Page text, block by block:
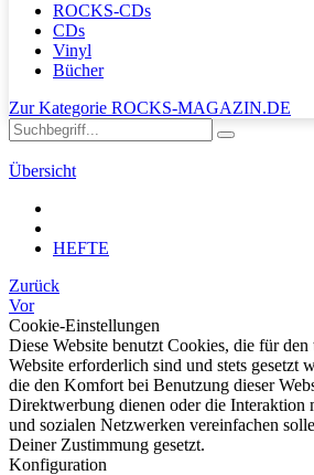
ROCKS-CDs
CDs
Vinyl
Bücher
Zur Kategorie ROCKS-MAGAZIN.DE
Übersicht
HEFTE
Zurück
Vor
Cookie-Einstellungen
Diese Website benutzt Cookies, die für
Website erforderlich sind und stets gesetzt
die den Komfort bei Benutzung dieser
Direktwerbung dienen oder die Interaktion
und sozialen Netzwerken vereinfachen
Deiner Zustimmung gesetzt.
Konfiguration